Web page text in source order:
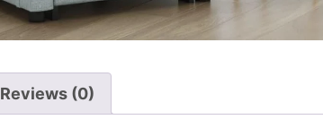
Reviews (0)